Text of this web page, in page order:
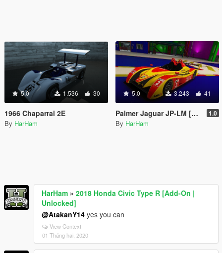
5.0 1.536 30
1966 Chaparral 2E
By HarHam
5.0 3.243 41
Palmer Jaguar JP-LM [Add-On / OIV | Unlocked] 1.0
By HarHam
HarHam » 2018 Honda Civic Type R [Add-On |
Unlocked]
@AtakanY14 yes you can
View Context
01 Tháng hai, 2020